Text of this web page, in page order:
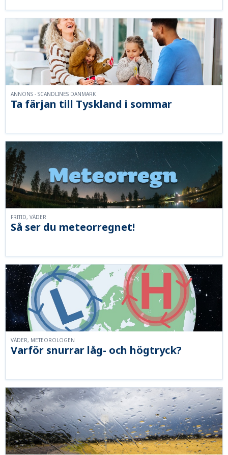
Ta färjan till Tyskland i sommar
ANNONS - SCANDLINES DANMARK
Så ser du meteorregnet!
FRITID, VÄDER
Varför snurrar låg- och högtryck?
VÄDER, METEOROLOGEN